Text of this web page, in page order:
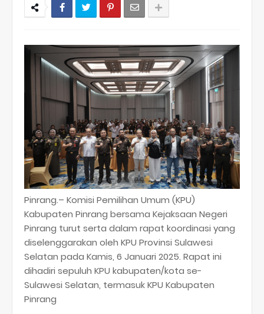
Pinrang.– Komisi Pemilihan Umum (KPU)
Kabupaten Pinrang bersama Kejaksaan Negeri
Pinrang turut serta dalam rapat koordinasi yang
diselenggarakan oleh KPU Provinsi Sulawesi
Selatan pada Kamis, 6 Januari 2025. Rapat ini
dihadiri sepuluh KPU kabupaten/kota se-
Sulawesi Selatan, termasuk KPU Kabupaten
Pinrang